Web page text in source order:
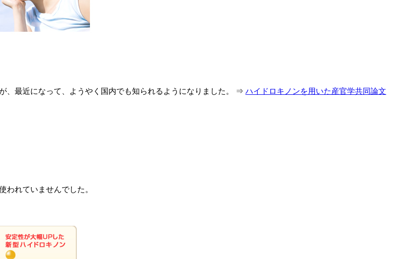
、最近になって、ようやく国内でも知られるようになりました。 ⇒ ハイドロキノンを用いた産官学共同論文
われていませんでした。